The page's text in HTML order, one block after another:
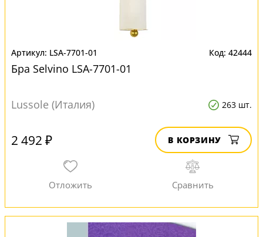
LSA-7701-01 42444
Бра Selvino LSA-7701-01
Lussole (Италия) 263 шт.
2 492 ₽ В КОРЗИНУ